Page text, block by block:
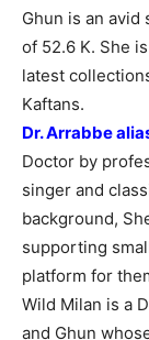
Ghun is an
of 52.6 K. She
latest
Kaftans.
Dr. Arrabbe
Doctor by
singer and
background,
supporting
platform for
Wild Milan is a
and Ghun